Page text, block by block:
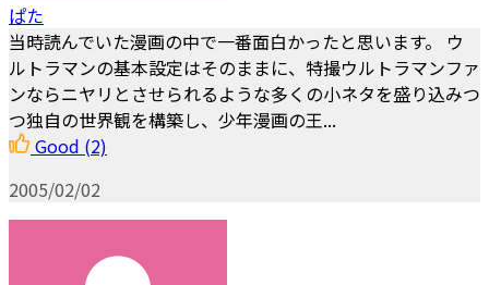
ぱた
当時読んでいた漫画の中で一番面白かったと思います。 ウ
ルトラマンの基本設定はそのままに、特撮ウルトラマンファ
ンならニヤリとさせられるような多くの小ネタを盛り込みつ
つ独自の世界観を構築し、少年漫画の王...
Good (2)
2005/02/02